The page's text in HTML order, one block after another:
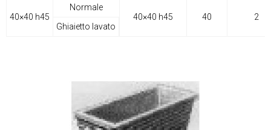
40×40 h45
Normale
40×40 h45
40
2
Ghiaietto lavato